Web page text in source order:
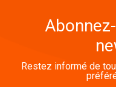
Restez informé de